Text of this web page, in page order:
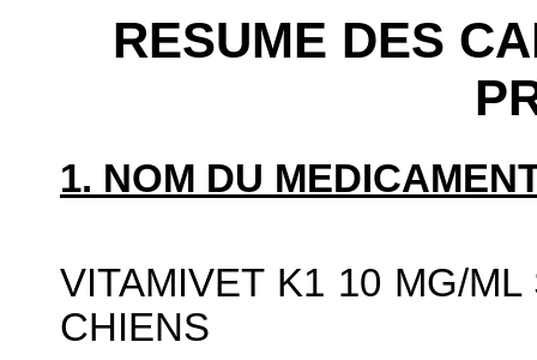
RESUME DES
1. NOM DU
VITAMIVET K1 10 MG/
CHIENS